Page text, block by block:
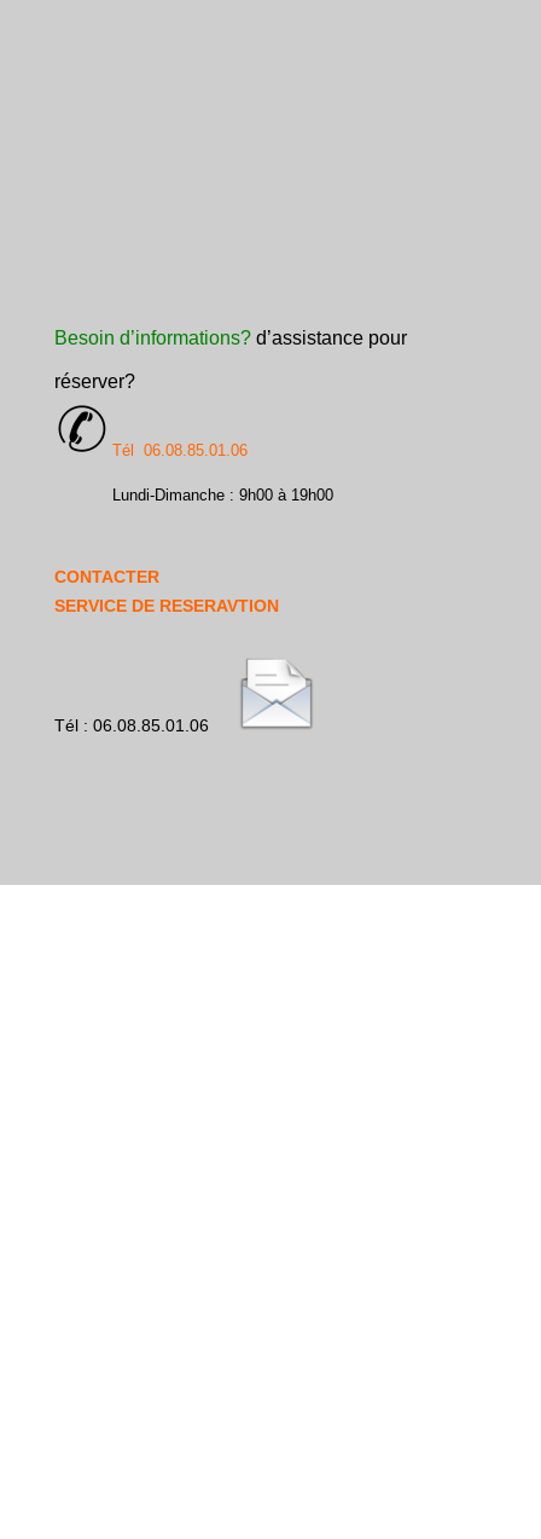
Besoin d’informations? d’assistance pour
réserver?
Tél 06.08.85.01.06
Lundi-Dimanche : 9h00 à 19h00
CONTACTER
SERVICE DE RESERAVTION
Tél : 06.08.85.01.06